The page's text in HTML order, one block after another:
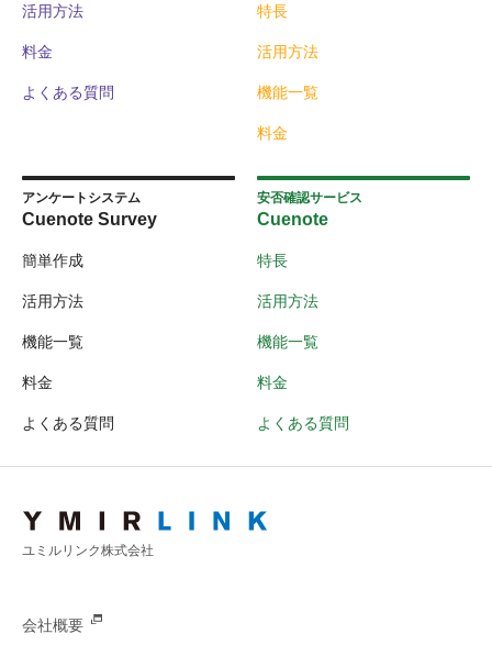
活用方法
料金
よくある質問
特長
活用方法
機能一覧
料金
アンケートシステム
Cuenote Survey
簡単作成
活用方法
機能一覧
料金
よくある質問
安否確認サービス
Cuenote
特長
活用方法
機能一覧
料金
よくある質問
ユミルリンク株式会社
会社概要